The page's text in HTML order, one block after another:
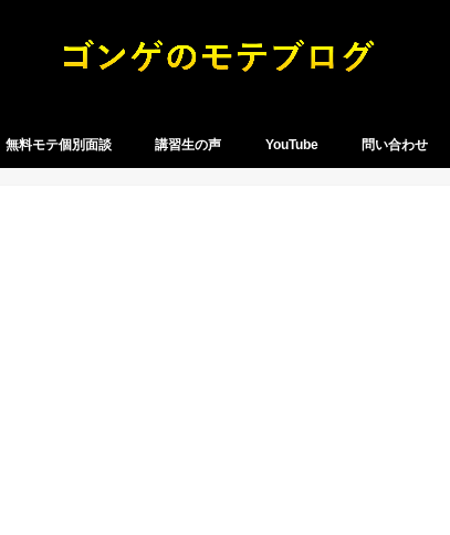
無料モテ個別面談 講習生の声 YouTube 問い合わせ